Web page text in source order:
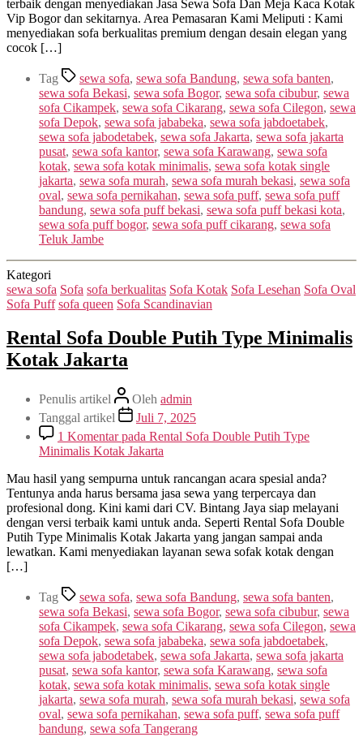
terbaik dengan menyediakan Jasa Sewa Sofa Dan Meja Kaca Kotak
Vip Bogor dan sekitarnya. Area Pemasaran Kami Meliputi : Kami
menyediakan sofa berkualitas premium dengan desain elegan yang
cocok […]
Tag sewa sofa, sewa sofa Bandung, sewa sofa banten,
sewa sofa Bekasi, sewa sofa Bogor, sewa sofa cibubur, sewa
sofa Cikampek, sewa sofa Cikarang, sewa sofa Cilegon, sewa
sofa Depok, sewa sofa jababeka, sewa sofa jabdoetabek,
sewa sofa jabodetabek, sewa sofa Jakarta, sewa sofa jakarta
pusat, sewa sofa kantor, sewa sofa Karawang, sewa sofa
kotak, sewa sofa kotak minimalis, sewa sofa kotak single
jakarta, sewa sofa murah, sewa sofa murah bekasi, sewa sofa
oval, sewa sofa pernikahan, sewa sofa puff, sewa sofa puff
bandung, sewa sofa puff bekasi, sewa sofa puff bekasi kota,
sewa sofa puff bogor, sewa sofa puff cikarang, sewa sofa
Teluk Jambe
Kategori
sewa sofa Sofa sofa berkualitas Sofa Kotak Sofa Lesehan Sofa Oval
Sofa Puff sofa queen Sofa Scandinavian
Rental Sofa Double Putih Type Minimalis
Kotak Jakarta
Penulis artikel Oleh admin
Tanggal artikel
Juli 7, 2025
1 Komentarpada Rental Sofa Double Putih Type
Minimalis Kotak Jakarta
Mau hasil yang sempurna untuk rancangan acara spesial anda?
Tentunya anda harus bersama jasa sewa yang terpercaya dan
profesional dong. Kini kami dari CV. Bintang Jaya siap melayani
dengan versi terbaik kami untuk anda. Seperti Rental Sofa Double
Putih Type Minimalis Kotak Jakarta yang jangan sampai anda
lewatkan. Kami menyediakan layanan sewa sofak kotak dengan
[…]
Tag sewa sofa, sewa sofa Bandung, sewa sofa banten,
sewa sofa Bekasi, sewa sofa Bogor, sewa sofa cibubur, sewa
sofa Cikampek, sewa sofa Cikarang, sewa sofa Cilegon, sewa
sofa Depok, sewa sofa jababeka, sewa sofa jabdoetabek,
sewa sofa jabodetabek, sewa sofa Jakarta, sewa sofa jakarta
pusat, sewa sofa kantor, sewa sofa Karawang, sewa sofa
kotak, sewa sofa kotak minimalis, sewa sofa kotak single
jakarta, sewa sofa murah, sewa sofa murah bekasi, sewa sofa
oval, sewa sofa pernikahan, sewa sofa puff, sewa sofa puff
bandung, sewa sofa Tangerang